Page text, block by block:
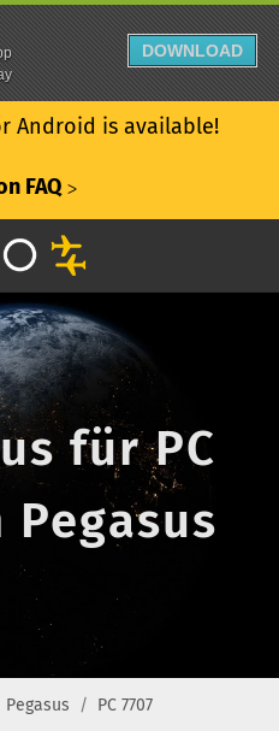
Android is available!
FAQ ᐳ
für PC
Pegasus
Pegasus PC 7707
DOWNLOAD